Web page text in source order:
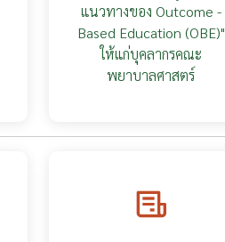
แนวทางของ Outcome -
Based Education (OBE)"
ให้แก่บุคลากรคณะ
พยาบาลศาสตร์